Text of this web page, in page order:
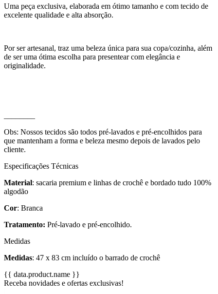
Uma peça exclusiva, elaborada em ótimo tamanho e com tecido de
excelente qualidade e alta absorção.
Por ser artesanal, traz uma beleza única para sua copa/cozinha, além
de ser uma ótima escolha para presentear com elegância e
originalidade.
Obs: Nossos tecidos são todos pré-lavados e pré-encolhidos para
que mantenham a forma e beleza mesmo depois de lavados pelo
cliente.
Especificações Técnicas
Material: sacaria premium e linhas de crochê e bordado tudo 100%
algodão
Cor: Branca
Tratamento: Pré-lavado e pré-encolhido.
Medidas
Medidas: 47 x 83 cm incluído o barrado de crochê
{{ data.product.name }}
Receba novidades e ofertas exclusivas!